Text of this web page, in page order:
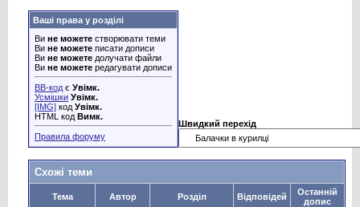
Ваші права у розділі
Ви не можете створювати теми
Ви не можете писати дописи
Ви не можете долучати файли
Ви не можете редагувати дописи
BB-код є Увімк.
Усмішки Увімк.
[IMG] код Увімк.
HTML код Вимк.
Правила форуму
Швидкий перехід
Схожі теми
Тема Автор Розділ Відповідей
Останній
допис